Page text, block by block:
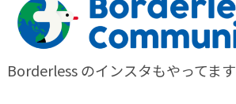
Borderless のインスタもやってます